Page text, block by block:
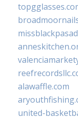
alawaffle.com
united-